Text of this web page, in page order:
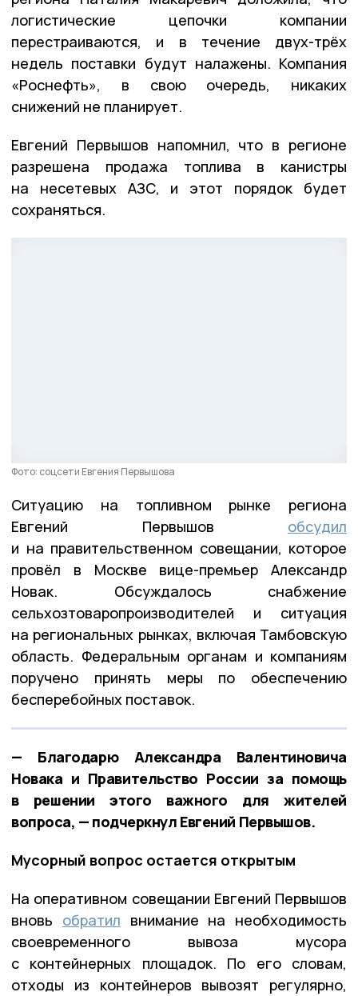
логистические цепочки компании
перестраиваются, и в течение двух-трёх
недель поставки будут налажены. Компания
«Роснефть», в свою очередь, никаких
снижений не планирует.
Евгений Первышов напомнил, что в регионе
разрешена продажа топлива в канистры
на несетевых АЗС, и этот порядок будет
сохраняться.
Фото: соцсети Евгения Первышова
Ситуацию на топливном рынке региона
Евгений Первышов обсудил
и на правительственном совещании, которое
провёл в Москве вице-премьер Александр
Новак. Обсуждалось снабжение
сельхозтоваропроизводителей и ситуация
на региональных рынках, включая Тамбовскую
область. Федеральным органам и компаниям
поручено принять меры по обеспечению
бесперебойных поставок.
— Благодарю Александра Валентиновича
Новака и Правительство России за помощь
в решении этого важного для жителей
вопроса, — подчеркнул Евгений Первышов.
Мусорный вопрос остается открытым
На оперативном совещании Евгений Первышов
вновь обратил внимание на необходимость
своевременного вывоза мусора
с контейнерных площадок. По его словам,
отходы из контейнеров вывозят регулярно,